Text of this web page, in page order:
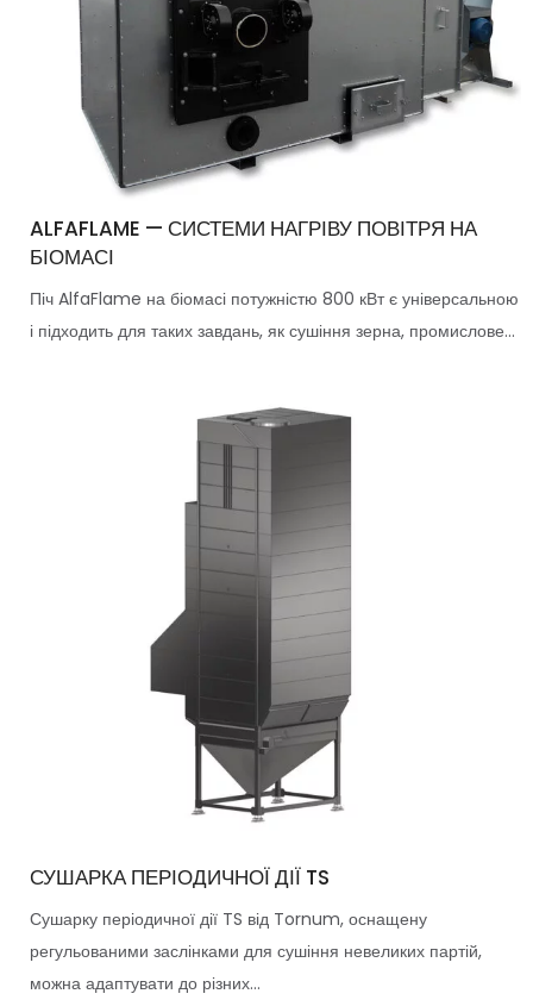
ALFAFLAME — СИСТЕМИ НАГРІВУ ПОВІТРЯ НА
БІОМАСІ
Піч AlfaFlame на біомасі потужністю 800 кВт є універсальною
і підходить для таких завдань, як сушіння зерна, промислове...
СУШАРКА ПЕРІОДИЧНОЇ ДІЇ TS
Сушарку періодичної дії TS від Tornum, оснащену
регульованими заслінками для сушіння невеликих партій,
можна адаптувати до різних...